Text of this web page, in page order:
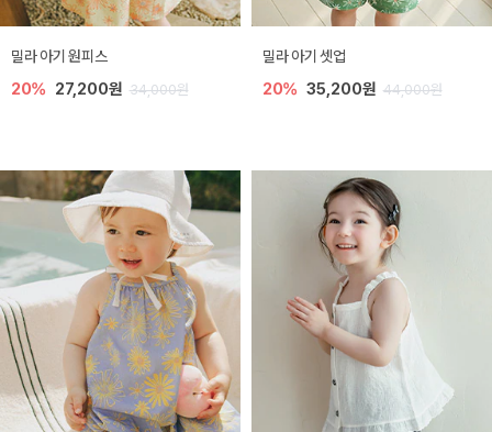
밀라 아기 원피스
20% 27,200원 34,000원
밀라 아기 셋업
20% 35,200원 44,000원